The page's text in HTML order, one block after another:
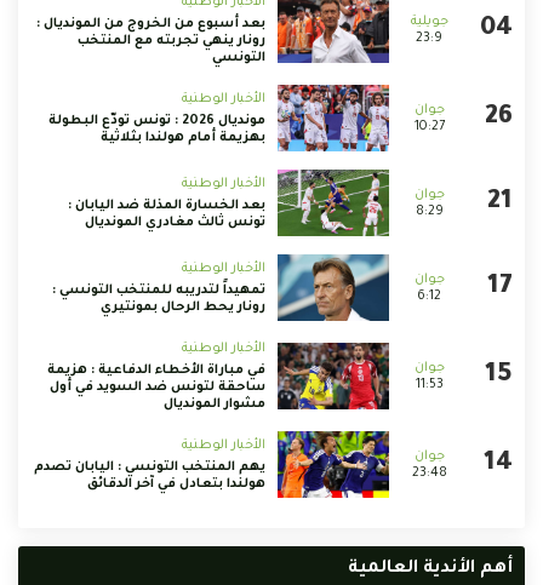
23:9
بعد أسبوع من الخروج من المونديال :
رونار ينهي تجربته مع المنتخب
التونسي
10:27
الأخبار الوطنية
مونديال 2026 : تونس تودّع البطولة
بهزيمة أمام هولندا بثلاثية
8:29
الأخبار الوطنية
بعد الخسارة المذلة ضد اليابان :
تونس ثالث مغادري المونديال
6:12
الأخبار الوطنية
تمهيداً لتدريبه للمنتخب التونسي :
رونار يحط الرحال بمونتيري
11:53
الأخبار الوطنية
في مباراة الأخطاء الدفاعية : هزيمة
ساحقة لتونس ضد السويد في أول
مشوار المونديال
23:48
الأخبار الوطنية
يهم المنتخب التونسي : اليابان تصدم
هولندا بتعادل في آخر الدقائق
أهم الأندية العالمية